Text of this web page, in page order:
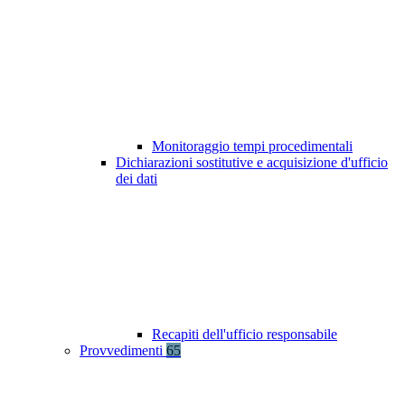
Monitoraggio tempi procedimentali
Dichiarazioni sostitutive e acquisizione d'ufficio
dei dati
Recapiti dell'ufficio responsabile
Provvedimenti 65